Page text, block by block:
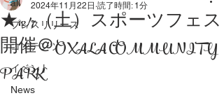
all
プレスリリース
コンテンツ
イベント
News
★12/7（土）スポーツフェス
開催＠OXALA COMMUNITY
PARK
2024年11月22日 読了時間: 1分